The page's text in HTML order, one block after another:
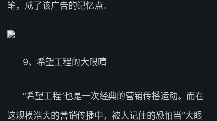
笔，成了该广告的记忆点。
9、希望工程的大眼睛
“希望工程”也是一次经典的营销传播运动。而在
这规模浩大的营销传播中，被人记住的恐怕当“大眼